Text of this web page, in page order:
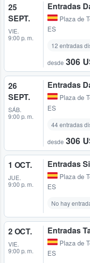
25
SEPT.
VIE.
9:00 p. m.
Entradas
Plaza de
ES
12 entradas
desde 306
26
SEPT.
SÁB.
9:00 p. m.
Entradas
Plaza de
ES
44 entradas
desde 306
1 OCT.
JUE.
9:00 p. m.
Entradas
Plaza de
ES
No hay
2 OCT.
VIE.
9:00 p. m.
Entradas
Plaza de
ES